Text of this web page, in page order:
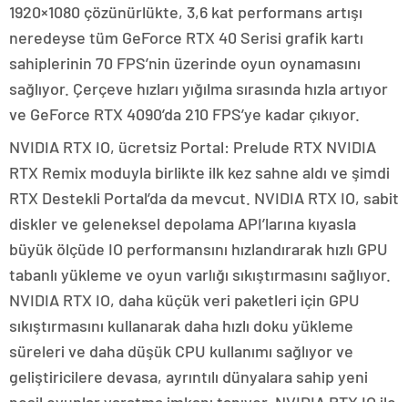
1920×1080 çözünürlükte, 3,6 kat performans artışı
neredeyse tüm GeForce RTX 40 Serisi grafik kartı
sahiplerinin 70 FPS’nin üzerinde oyun oynamasını
sağlıyor. Çerçeve hızları yığılma sırasında hızla artıyor
ve GeForce RTX 4090’da 210 FPS’ye kadar çıkıyor.
NVIDIA RTX IO, ücretsiz Portal: Prelude RTX NVIDIA
RTX Remix moduyla birlikte ilk kez sahne aldı ve şimdi
RTX Destekli Portal’da da mevcut. NVIDIA RTX IO, sabit
diskler ve geleneksel depolama API’larına kıyasla
büyük ölçüde IO performansını hızlandırarak hızlı GPU
tabanlı yükleme ve oyun varlığı sıkıştırmasını sağlıyor.
NVIDIA RTX IO, daha küçük veri paketleri için GPU
sıkıştırmasını kullanarak daha hızlı doku yükleme
süreleri ve daha düşük CPU kullanımı sağlıyor ve
geliştiricilere devasa, ayrıntılı dünyalara sahip yeni